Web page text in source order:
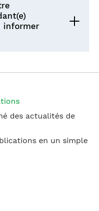
informer
des actualités de
en un simple